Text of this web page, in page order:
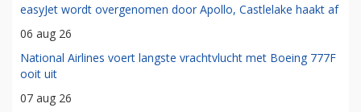
easyJet wordt overgenomen door Apollo, Castlelake haakt af
06 aug 26
National Airlines voert langste vrachtvlucht met Boeing 777F
ooit uit
07 aug 26